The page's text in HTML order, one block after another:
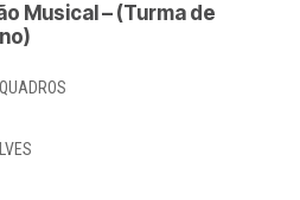
Musical – (Turma de